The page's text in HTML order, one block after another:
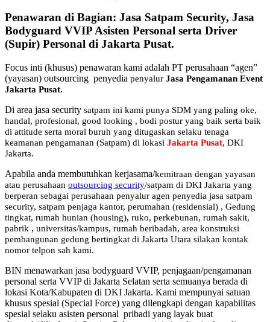
Penawaran di Bagian: Jasa Satpam Security, Jasa
Bodyguard VVIP Asisten Personal serta Driver
(Supir) Personal di Jakarta Pusat.
Focus inti (khusus) penawaran kami adalah PT perusahaan “agen”
(yayasan) outsourcing penyedia penyalur Jasa Pengamanan Event
Jakarta Pusat.
Di area jasa security satpam ini kami punya SDM yang paling oke,
handal, profesional, good looking , bodi postur yang baik serta baik
di attitude serta moral buruh yang ditugaskan selaku tenaga
keamanan pengamanan (Satpam) di lokasi Jakarta Pusat, DKI
Jakarta.
Apabila anda membutuhkan kerjasama/kemitraan dengan yayasan
atau perusahaan outsourcing security/satpam di DKI Jakarta yang
berperan sebagai perusahaan penyalur agen penyedia jasa satpam
security, satpam penjaga kantor, perumahan (residensial) , Gedung
tingkat, rumah hunian (housing), ruko, perkebunan, rumah sakit,
pabrik , universitas/kampus, rumah beribadah, area konstruksi
pembangunan gedung bertingkat di Jakarta Utara silakan kontak
nomor telpon sah kami.
BIN menawarkan jasa bodyguard VVIP, penjagaan/pengamanan
personal serta VVIP di Jakarta Selatan serta semuanya berada di
lokasi Kota/Kabupaten di DKI Jakarta. Kami mempunyai satuan
khusus spesial (Special Force) yang dilengkapi dengan kapabilitas
spesial selaku asisten personal pribadi yang layak buat